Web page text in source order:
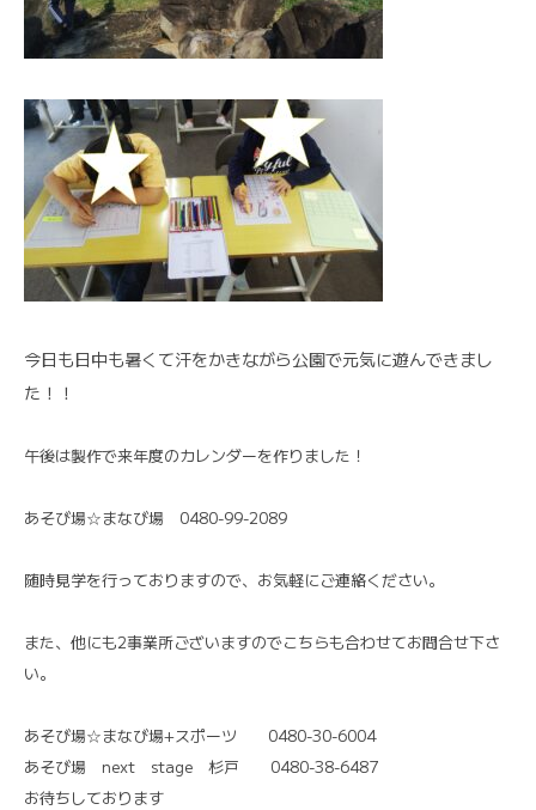
今日も日中も暑くて汗をかきながら公園で元気に遊んできまし
た！！
午後は製作で来年度のカレンダーを作りました！
あそび場☆まなび場 0480-99-2089
随時見学を行っておりますので、お気軽にご連絡ください。
また、他にも2事業所ございますのでこちらも合わせてお問合せ下さ
い。
あそび場☆まなび場+スポーツ 0480-30-6004
あそび場 next stage 杉戸 0480-38-6487
お待ちしております